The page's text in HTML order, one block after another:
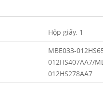
Hộp giấy, 1
MBE033-
012HS407AA7/
012HS278AA7